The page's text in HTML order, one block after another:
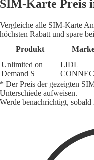
SIM-Karte Preis
Vergleiche alle SIM-Karte
höchsten Rabatt und spare
Produkt
Unlimited on
Demand S
LIDL
* Der Preis der gezeigten
Unterschiede aufweisen.
Werde benachrichtigt,